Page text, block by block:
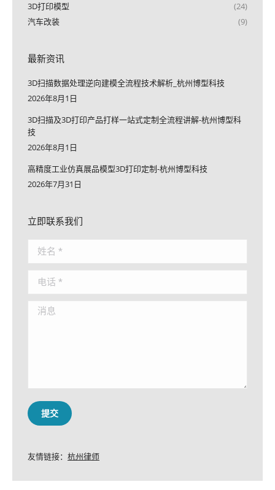
3D打印模型
(24)
汽车改装
(9)
最新资讯
3D扫描数据处理逆向建模全流程技术解析_杭州博型科技
2026年8月1日
3D扫描及3D打印产品打样一站式定制全流程讲解-杭州博型科
技
2026年8月1日
高精度工业仿真展品模型3D打印定制-杭州博型科技
2026年7月31日
立即联系我们
姓名 *
电话 *
消息
提交
友情链接： 杭州律师